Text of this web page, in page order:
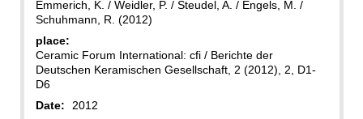
Emmerich, K. / Weidler, P. / Steudel, A. / Engels, M. /
Schuhmann, R. (2012)
place:
Ceramic Forum International: cfi / Berichte der
Deutschen Keramischen Gesellschaft, 2 (2012), 2, D1-
D6
Date:
2012